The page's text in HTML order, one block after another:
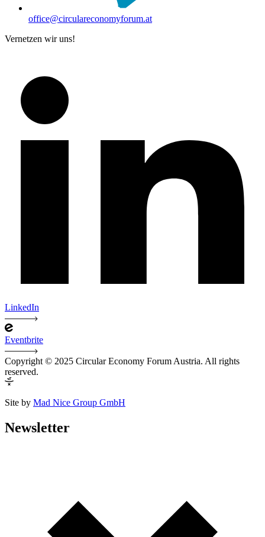
office@circulareconomyforum.at
Vernetzen wir uns!
LinkedIn
Eventbrite
Copyright © 2025 Circular Economy Forum Austria. All rights
reserved.
Site by Mad Nice Group GmbH
Newsletter